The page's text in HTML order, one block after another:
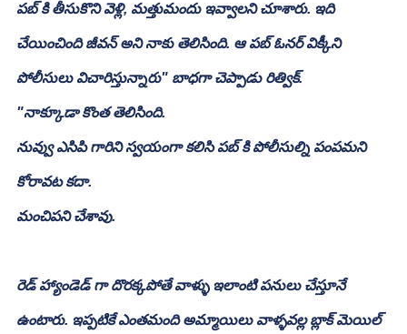
పబ్ కి తీసుకొని వెళ్లి, మత్తుమందు ఇవ్వాలని చూశారు. ఇది
చేయించింది జీవన్ అని నాకు తెలిసింది. ఆ పబ్ ఓనర్ విక్కీని
పోలీసులు విచారిస్తున్నారు" బాధగా చెప్పాడు రిత్విక్.
"నాక్కూడా కొంత తెలిసింది.
నువ్వు ఎసిపి గారిని స్వయంగా కలిసి పబ్ కి పోలీసుల్ని పంపమని
కోరావట కదా.
మంచిపని చేశావు.
రెడ్ హ్యాండెడ్ గా దొరక్కపోతే వాళ్ళు ఇలాంటి పనులు చేస్తూనే
ఉంటారు. ఇప్పటికే ఎంతమంది అమ్మాయిలు వాళ్ళవల్ల బ్లాక్ మెయిల్